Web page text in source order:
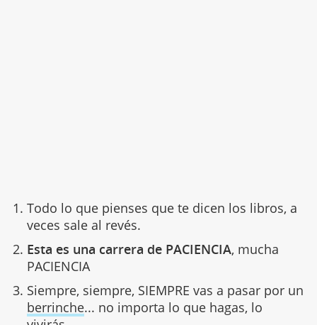
Todo lo que pienses que te dicen los libros, a
veces sale al revés.
Esta es una carrera de PACIENCIA, mucha
PACIENCIA
Siempre, siempre, SIEMPRE vas a pasar por un
berrinche... no importa lo que hagas, lo